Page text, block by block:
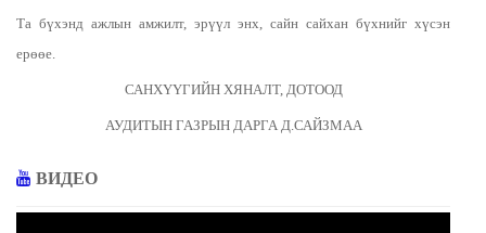
Та бүхэнд ажлын амжилт, эрүүл энх, сайн сайхан бүхнийг хүсэн
ерөөе.
САНХҮҮГИЙН ХЯНАЛТ, ДОТООД
АУДИТЫН ГАЗРЫН ДАРГА Д.САЙЗМАА
ВИДЕО